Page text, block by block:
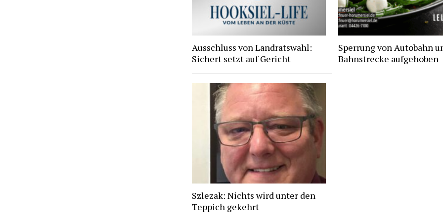
Ausschluss von Landratswahl:
Sichert setzt auf Gericht
Sperrung von Autobahn
Bahnstrecke aufgehoben
Szlezak: Nichts wird unter den
Teppich gekehrt